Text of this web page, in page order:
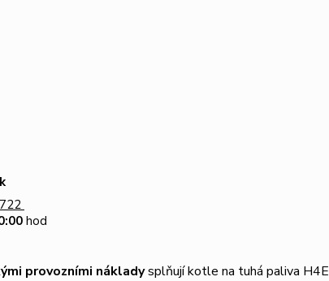
hod
provozními nákladysplňují kotle na tuhá paliva